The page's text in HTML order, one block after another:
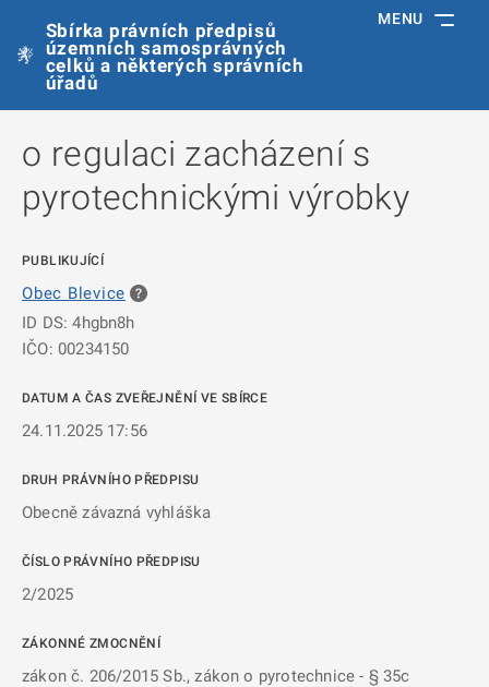
Sbírka právních předpisů
územních samosprávných
celků a některých správních
úřadů
MENU
o regulaci zacházení s
pyrotechnickými výrobky
PUBLIKUJÍCÍ
Obec Blevice
ID DS: 4hgbn8h
IČO: 00234150
DATUM A ČAS ZVEŘEJNĚNÍ VE SBÍRCE
24.11.2025 17:56
DRUH PRÁVNÍHO PŘEDPISU
Obecně závazná vyhláška
ČÍSLO PRÁVNÍHO PŘEDPISU
2/2025
ZÁKONNÉ ZMOCNĚNÍ
zákon č. 206/2015 Sb., zákon o pyrotechnice - § 35c